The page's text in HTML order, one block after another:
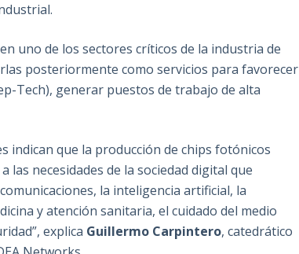
uno de los sectores críticos de la industria de
posteriormente como servicios para favorecer
Tech), generar puestos de trabajo de alta
indican que la producción de chips fotónicos
las necesidades de la sociedad digital que
la inteligencia artificial, la
y atención sanitaria, el cuidado del medio
explica Guillermo Carpintero, catedrático